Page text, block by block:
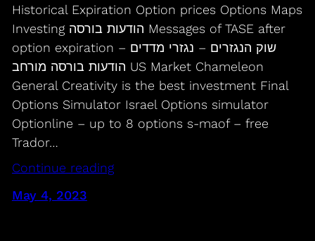
Historical Expiration Option prices Options Maps
Investing הודעות בורסה Messages of TASE after
option expiration שוק הנגזרים – נגזרי מדדים –
הודעות בורסה מורחב US Market Chameleon
General Creativity is the best investment Final
Options Simulator Israel Options simulator
Optionline – up to 8 options s-maof – free
Trador…
Continue reading
May 4, 2023